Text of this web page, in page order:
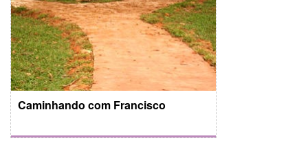
Caminhando com Francisco